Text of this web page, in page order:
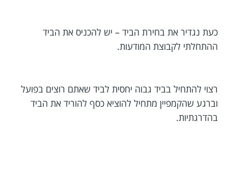
כעת נגדיר את בחירת הביד – יש להכניס את הביד
ההתחלתי לקבוצת המודעות.
רצוי להתחיל בביד גבוה יחסית לביד שאתם רוצים בפועל
וברגע שהקמפיין מתחיל להוציא כסף להוריד את הביד
בהדרגתיות.